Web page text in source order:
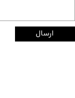
ارسال